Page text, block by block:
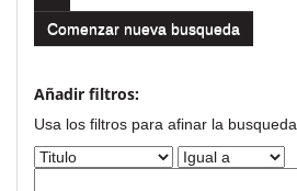
Comenzar nueva busqueda
Añadir filtros:
Usa los filtros para afinar la busqueda.